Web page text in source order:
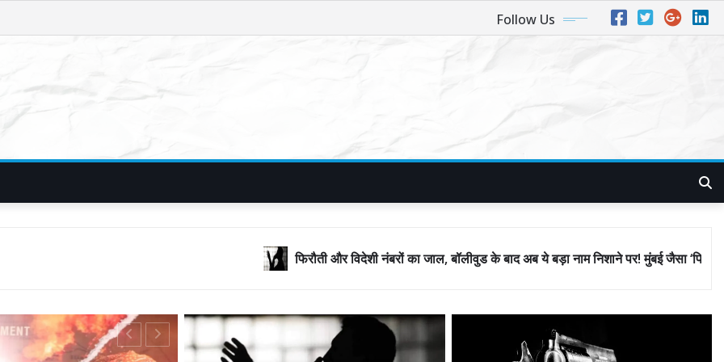
Follow Us
फिरौती और विदेशी नंबरों का जाल, बॉलीवुड के बाद अब ये बड़ा नाम निशाने पर! मुंबई जैसा ‘फिरौती खेल’ अब दिल्ली-पंजाब